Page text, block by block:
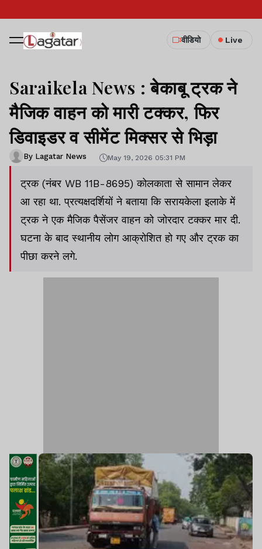
वीडियो Live
Saraikela News : बेकाबू ट्रक ने
मैजिक वाहन को मारी टक्कर, फिर
डिवाइडर व सीमेंट मिक्सर से भिड़ा
By Lagatar News May 19, 2026 05:31 PM
ट्रक (नंबर WB 11B-8695) कोलकाता से सामान लेकर
आ रहा था. प्रत्यक्षदर्शियों ने बताया कि सरायकेला इलाके में
ट्रक ने एक मैजिक पैसेंजर वाहन को जोरदार टक्कर मार दी.
घटना के बाद स्थानीय लोग आक्रोशित हो गए और ट्रक का
पीछा करने लगे.